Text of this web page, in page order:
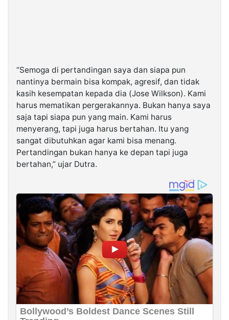
“Semoga di pertandingan saya dan siapa pun
nantinya bermain bisa kompak, agresif, dan tidak
kasih kesempatan kepada dia (Jose Wilkson). Kami
harus mematikan pergerakannya. Bukan hanya saya
saja tapi siapa pun yang main. Kami harus
menyerang, tapi juga harus bertahan. Itu yang
sangat dibutuhkan agar kami bisa menang.
Pertandingan bukan hanya ke depan tapi juga
bertahan,” ujar Dutra.